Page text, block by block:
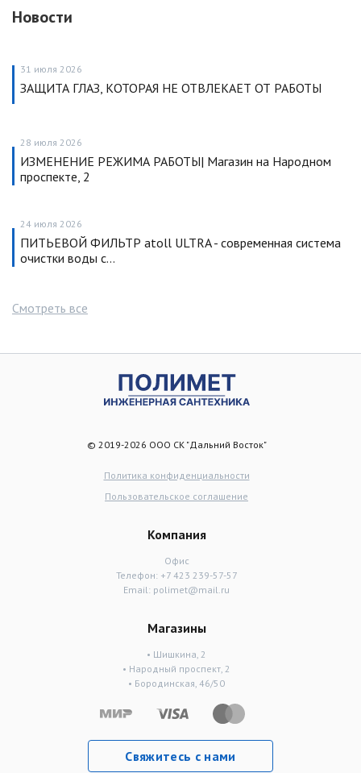
Новости
31 июля 2026
ЗАЩИТА ГЛАЗ, КОТОРАЯ НЕ ОТВЛЕКАЕТ ОТ РАБОТЫ
28 июля 2026
ИЗМЕНЕНИЕ РЕЖИМА РАБОТЫ| Магазин на Народном
проспекте, 2
24 июля 2026
ПИТЬЕВОЙ ФИЛЬТР atoll ULTRA - современная система
очистки воды с…
Смотреть все
© 2019-2026 ООО СК "Дальний Восток"
Политика конфиденциальности
Пользовательское соглашение
Компания
Офис
Телефон: +7 423 239-57-57
Email: polimet@mail.ru
Магазины
• Шишкина, 2
• Народный проспект, 2
• Бородинская, 46/50
Свяжитесь с нами